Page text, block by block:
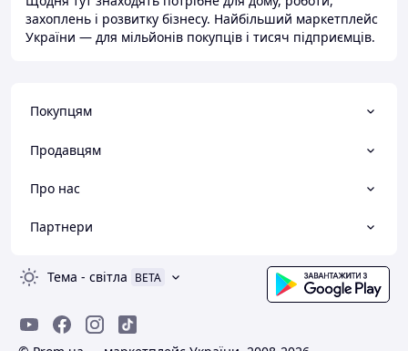
захоплень і розвитку бізнесу. Найбільший маркетплейс
України — для мільйонів покупців і тисяч підприємців.
Покупцям
Продавцям
Про нас
Партнери
Тема - світла BETA